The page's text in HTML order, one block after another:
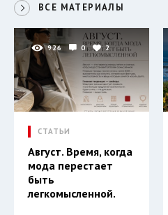
ВСЕ МАТЕРИАЛЫ
926 0 2
СТАТЬИ
Август. Время, когда
мода перестает
быть
легкомысленной.